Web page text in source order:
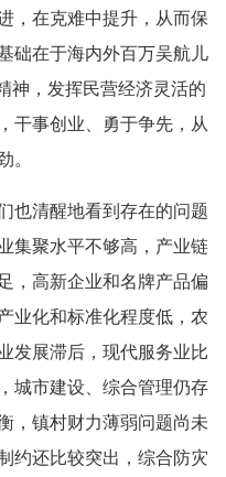
，在克难中提升，从而保
础在于海内外百万吴航儿
神，发挥民营经济灵活的
干事创业、勇于争先，从
。
也清醒地看到存在的问题
集聚水平不够高，产业链
，高新企业和名牌产品偏
业化和标准化程度低，农
发展滞后，现代服务业比
城市建设、综合管理仍存
，镇村财力薄弱问题尚未
约还比较突出，综合防灾